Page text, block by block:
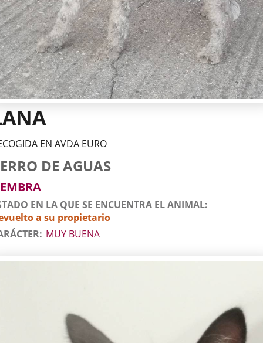
EN AVDA EURO
DE AGUAS
EN LA QUE SE ENCUENTRA EL ANIMAL
a su propietario
MUY BUENA